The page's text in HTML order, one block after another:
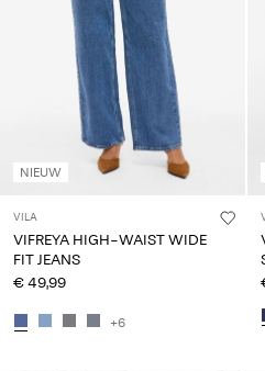
NIEUW
VILA
VIFREYA HIGH-WAIST WIDE
FIT JEANS
€ 49,99
+6